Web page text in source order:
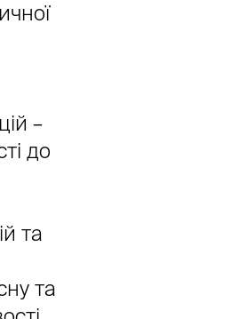
–
до
та
та